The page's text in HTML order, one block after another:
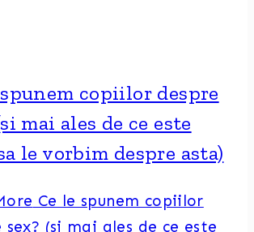
copiilor despre
mai ales de ce este
le vorbim despre asta)
Ce le spunem copiilor
sex? (si mai ales de ce este